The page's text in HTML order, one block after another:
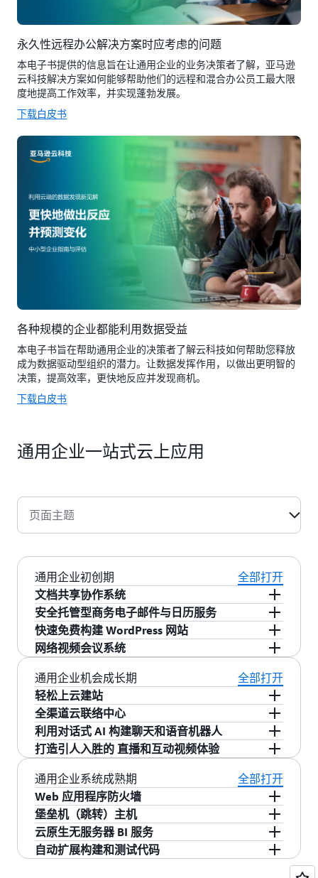
永久性远程办公解决方案时应考虑的问题
本电子书提供的信息旨在让通用企业的业务决策者了解，亚马逊
云科技解决方案如何能够帮助他们的远程和混合办公员工最大限
度地提高工作效率，并实现蓬勃发展。
下载白皮书
各种规模的企业都能利用数据受益
本电子书旨在帮助通用企业的决策者了解云科技如何帮助您释放
成为数据驱动型组织的潜力。让数据发挥作用，以做出更明智的
决策，提高效率，更快地反应并发现商机。
下载白皮书
通用企业一站式云上应用
页面主题
通用企业初创期
全部打开
文档共享协作系统
Amazon WorkDocs 没有预付费用或长期合约。您
只需为活动用户账户以及您使用的存储量付费。
全的内容创建、存储和协作的服务。借助 Amazon
WorkDocs，您可以轻松创建、编辑和共享内容，
并且由于它集中存储在 AWS 上，因此可以从任何
位置在任何设备上进行访问。
安全托管型商务电子邮件与日历服务
免费支持 25 个用户使用，每个用户 50GB 的邮箱
存储容量
Amazon Simple Email Service (SES) 是一种经济
高效、灵活且可扩展的电子邮件服务，使开发人
员能够从任何应用程序中发送电子邮件。您可以
快速配置 Amazon SES 以支持多种电子邮件使用
案例，包括交易、营销或群发电子邮件通信。
立即联系
快速免费构建 WordPress 网站
10 分钟免费构建 WordPress 网站，Amazon
Lightsail 免费 3 个月
Amazon Lightsail 为您提供构建应用程序或网站所
需的一切。立即注册账户，手把手教您免费构建
WordPress 网站。
网络视频会议系统
Amazon Chime Basic 版本-永久免费
Amazon Chime Pro (30 天免费)可容纳多
达 250 名与会者
Amazon Chime 是一项通信服务，让您可以在组
织内部和外部召开会议、聊天和拨打商务电话，
所有这些全都使用一个应用程序完成。
立即联系
通用企业机会成长期
全部打开
轻松上云建站
百种顶级域名 $3 /年起，服务器免费试用
基于 Microweber，使用鼠标拖拽的方式设计页
立即联系
全渠道云联络中心
12 个月免费，每月免费 90 个小时的服务使用时
间，一个直接拨号呼入 (DID) 号码
Amazon Connect 是一种随用随付的云联系中心服
务，提供的功能包括电话、聊天、任务管理、客
户配置文件和发起人身份验证，所有功能均由机
器学习 (ML) 提供支持。
利用对话式 AI 构建聊天和语音机器人
10000 条文本和 5000 条语音请求（12 个月免
费）
Amazon Lex 是一种完全托管式人工智能 (AI) 服
务，具有高级自然语言模型，可用于在应用程序
中设计、构建、测试和部署对话界面。
打造引人入胜的 直播和互动视频体验
每月 100 小时 SD 视频输出，5 小时基本视频输入
Amazon IVS 是一种托管式直播解决方案，可快速
为移动和网络应用进行相关设置。该服务包括了
其自己的视频播放器 SDK，是创建交互式视频体
验的理想选择。
通用企业系统成熟期
全部打开
Web 应用程序防火墙
免费提供 1000 万机器人控制请求
AWS WAF 是一种 Web 应用程序防火墙，可帮助
堡垒机（跳转）主机
Amazon EC2 免费套餐注册起 12 个月内免费
云原生无服务器 BI 服务
让用户制定更完善的数据驱动型决策。
自动扩展构建和测试代码